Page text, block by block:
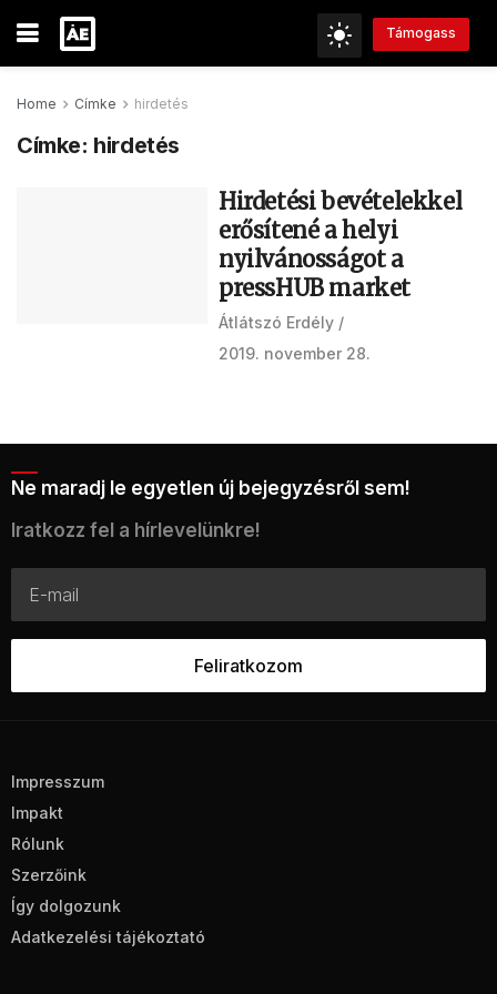
Támogass
Home Címke hirdetés
Címke: hirdetés
Hirdetési bevételekkel
erősítené a helyi
nyilvánosságot a
pressHUB market
Átlátszó Erdély
2019. november 28.
Ne maradj le egyetlen új bejegyzésről sem!
Iratkozz fel a hírlevelünkre!
Impresszum
Impakt
Rólunk
Szerzőink
Így dolgozunk
Adatkezelési tájékoztató